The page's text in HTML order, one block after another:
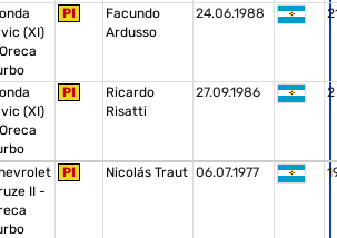
(XI)
PI
Facundo
Ardusso
24.06.1988
(XI)
PI
Ricardo
Risatti
27.09.1986 2
II -
PI Nicolás Traut 06.07.1977